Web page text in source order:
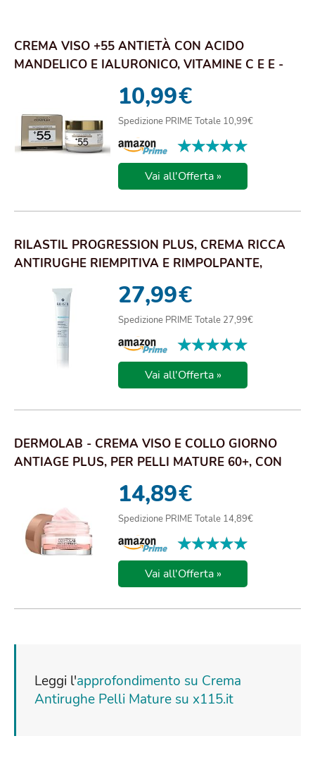
CREMA VISO +55 ANTIETÀ CON ACIDO
MANDELICO E IALURONICO, VITAMINE C E E -
10,99€
Spedizione PRIME Totale 10,99€
★★★★★
★★★★★
Vai all'Offerta »
RILASTIL PROGRESSION PLUS, CREMA RICCA
ANTIRUGHE RIEMPITIVA E RIMPOLPANTE,
27,99€
Spedizione PRIME Totale 27,99€
★★★★★
★★★★★
Vai all'Offerta »
DERMOLAB - CREMA VISO E COLLO GIORNO
ANTIAGE PLUS, PER PELLI MATURE 60+, CON
14,89€
Spedizione PRIME Totale 14,89€
★★★★★
★★★★★
Vai all'Offerta »
Leggi l'approfondimento su Crema
Antirughe Pelli Mature su x115.it